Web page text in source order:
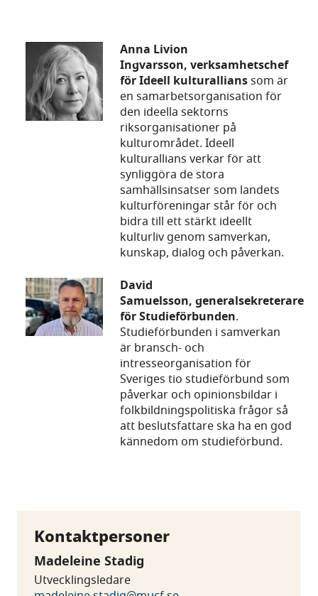
Kontaktpersoner
Madeleine Stadig
Utvecklingsledare
Anna Livion
Ingvarsson, verksamhetschef
för Ideell kulturallianssom är
en samarbetsorganisation för
den ideella sektorns
riksorganisationer på
kulturområdet. Ideell
kulturallians verkar för att
synliggöra de stora
samhällsinsatser som landets
kulturföreningar står för och
bidra till ett stärkt ideellt
kulturliv genom samverkan,
kunskap, dialog och påverkan.
David
Samuelsson, generalsekreterare
för Studieförbunden.
Studieförbunden i samverkan
är bransch- och
intresseorganisation för
Sveriges tio studieförbund som
påverkar och opinionsbildar i
folkbildningspolitiska frågor så
att beslutsfattare ska ha en god
kännedom om studieförbund.